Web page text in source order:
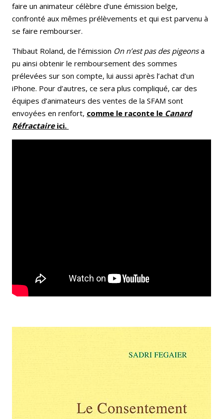
faire un animateur célèbre d’une émission belge,
confronté aux mêmes prélèvements et qui est parvenu à
se faire rembourser.
Thibaut Roland, de l’émission On n’est pas des pigeonsa
pu ainsi obtenir le remboursement des sommes
prélevées sur son compte, lui aussi après l’achat d’un
iPhone. Pour d’autres, ce sera plus compliqué, car des
équipes d’animateurs des ventes de la SFAM sont
envoyées en renfort, comme le raconte le Canard
Réfractaireici.